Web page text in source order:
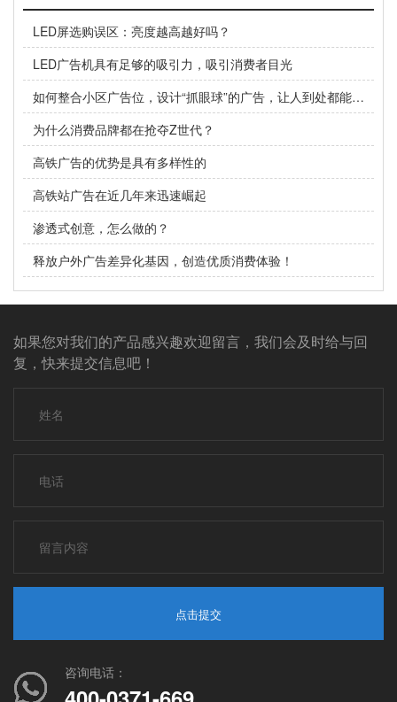
LED屏选购误区：亮度越高越好吗？
LED广告机具有足够的吸引力，吸引消费者目光
如何整合小区广告位，设计“抓眼球”的广告，让人到处都能看到你
为什么消费品牌都在抢夺Z世代？
高铁广告的优势是具有多样性的
高铁站广告在近几年来迅速崛起
渗透式创意，怎么做的？
释放户外广告差异化基因，创造优质消费体验！
如果您对我们的产品感兴趣欢迎留言，我们会及时给与回
复，快来提交信息吧！
点击提交
咨询电话：